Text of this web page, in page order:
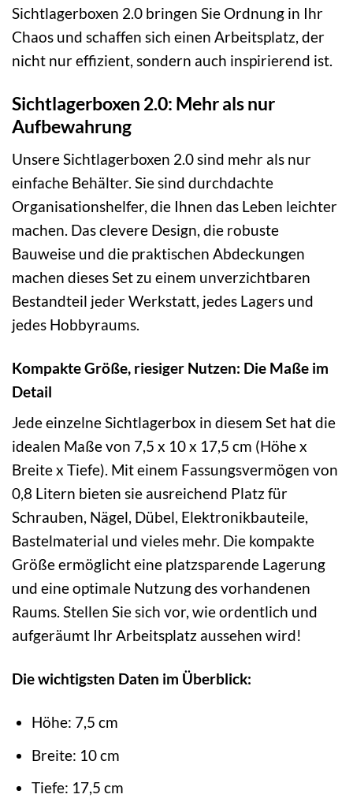
Sichtlagerboxen 2.0 bringen Sie Ordnung in Ihr
Chaos und schaffen sich einen Arbeitsplatz, der
nicht nur effizient, sondern auch inspirierend ist.
Sichtlagerboxen 2.0: Mehr als nur
Aufbewahrung
Unsere Sichtlagerboxen 2.0 sind mehr als nur
einfache Behälter. Sie sind durchdachte
Organisationshelfer, die Ihnen das Leben leichter
machen. Das clevere Design, die robuste
Bauweise und die praktischen Abdeckungen
machen dieses Set zu einem unverzichtbaren
Bestandteil jeder Werkstatt, jedes Lagers und
jedes Hobbyraums.
Kompakte Größe, riesiger Nutzen: Die Maße im
Detail
Jede einzelne Sichtlagerbox in diesem Set hat die
idealen Maße von 7,5 x 10 x 17,5 cm (Höhe x
Breite x Tiefe). Mit einem Fassungsvermögen von
0,8 Litern bieten sie ausreichend Platz für
Schrauben, Nägel, Dübel, Elektronikbauteile,
Bastelmaterial und vieles mehr. Die kompakte
Größe ermöglicht eine platzsparende Lagerung
und eine optimale Nutzung des vorhandenen
Raums. Stellen Sie sich vor, wie ordentlich und
aufgeräumt Ihr Arbeitsplatz aussehen wird!
Die wichtigsten Daten im Überblick:
Höhe: 7,5 cm
Breite: 10 cm
Tiefe: 17,5 cm